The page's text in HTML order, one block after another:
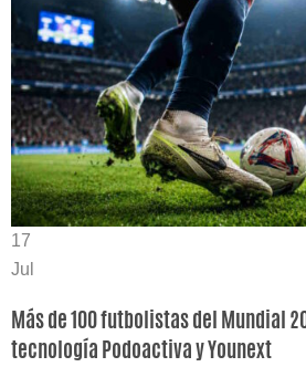
17
Jul
Más de 100 futbolistas del Mundial
tecnología Podoactiva y Younext